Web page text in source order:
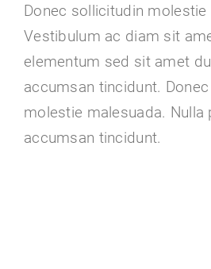
Donec sollicitudin molestie
Vestibulum ac diam sit
elementum sed sit amet
accumsan tincidunt.
molestie malesuada. Nulla
accumsan tincidunt.